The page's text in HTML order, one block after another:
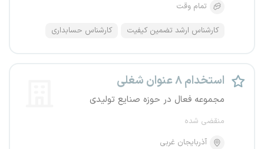
تمام وقت
کارشناس ارشد تضمین کیفیت کارشناس حسابداری
استخدام ۸ عنوان شغلی
مجموعه فعال در حوزه صنایع تولیدی
منقضی شده
آذربایجان غربی